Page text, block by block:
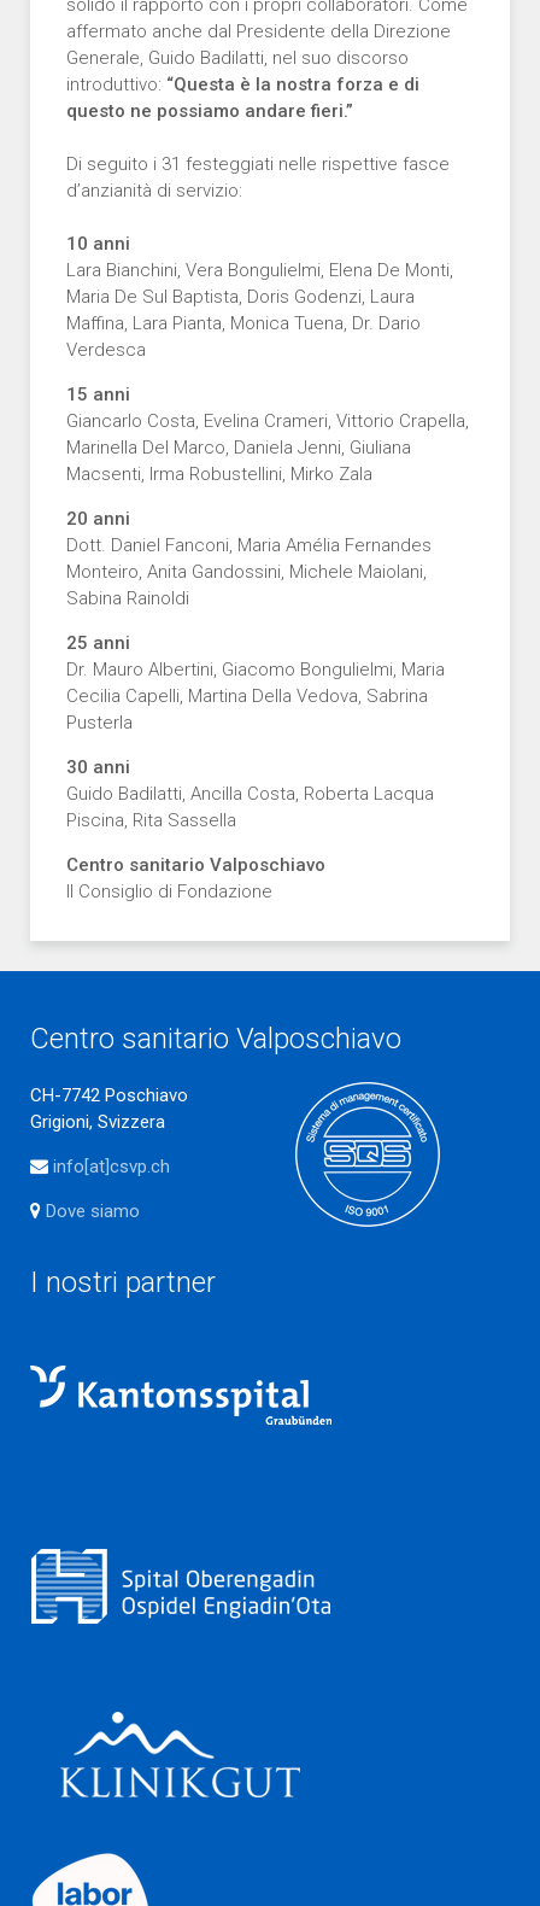
solido il rapporto con i propri collaboratori. Come
affermato anche dal Presidente della Direzione
Generale, Guido Badilatti, nel suo discorso
introduttivo: “Questa è la nostra forza e di
questo ne possiamo andare fieri.”
Di seguito i 31 festeggiati nelle rispettive fasce
d’anzianità di servizio:
10 anni
Lara Bianchini, Vera Bongulielmi, Elena De Monti,
Maria De Sul Baptista, Doris Godenzi, Laura
Maffina, Lara Pianta, Monica Tuena, Dr. Dario
Verdesca
15 anni
Giancarlo Costa, Evelina Crameri, Vittorio Crapella,
Marinella Del Marco, Daniela Jenni, Giuliana
Macsenti, Irma Robustellini, Mirko Zala
20 anni
Dott. Daniel Fanconi, Maria Amélia Fernandes
Monteiro, Anita Gandossini, Michele Maiolani,
Sabina Rainoldi
25 anni
Dr. Mauro Albertini, Giacomo Bongulielmi, Maria
Cecilia Capelli, Martina Della Vedova, Sabrina
Pusterla
30 anni
Guido Badilatti, Ancilla Costa, Roberta Lacqua
Piscina, Rita Sassella
Centro sanitario Valposchiavo
Il Consiglio di Fondazione
Centro sanitario Valposchiavo
CH-7742 Poschiavo
Grigioni, Svizzera
info[at]csvp.ch
Dove siamo
I nostri partner